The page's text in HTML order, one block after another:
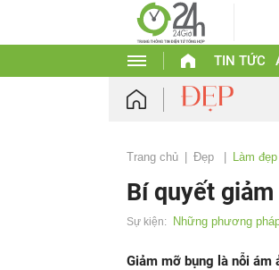
TIN TỨC
Trang chủ Đẹp Làm đẹp
Bí quyết
Sự kiện: Những phương
Giảm mỡ bụng là nỗi ám